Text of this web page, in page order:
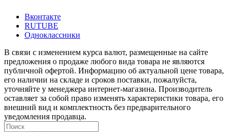
Вконтакте
RUTUBE
Одноклассники
В связи с изменением курса валют, размещенные на сайте
предложения о продаже любого вида товара не являются
публичной офертой. Информацию об актуальной цене товара,
его наличии на складе и сроков поставки, пожалуйста,
уточняйте у менеджера интернет-магазина. Производитель
оставляет за собой право изменять характеристики товара, его
внешний вид и комплектность без предварительного
уведомления продавца.